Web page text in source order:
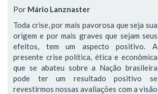
Por Mário Lanznaster
Toda crise, por mais pavorosa que seja sua
origem e por mais graves que sejam seus
efeitos, tem um aspecto positivo. A
presente crise política, ética e econômica
que se abateu sobre a Nação brasileira
pode ter um resultado positivo se
revestirmos nossas avaliações com a visão